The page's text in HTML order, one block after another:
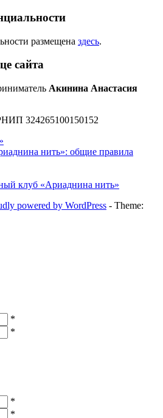
размещена здесь.
сайта
Акинина Анастасия
324265100150152
нить»: общие правила
клуб «Ариаднина нить»
powered by WordPress - Theme:
*
*
*
*